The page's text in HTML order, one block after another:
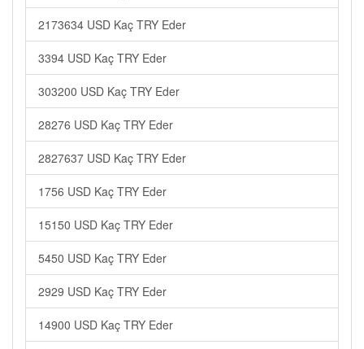
2173634 USD Kaç TRY Eder
3394 USD Kaç TRY Eder
303200 USD Kaç TRY Eder
28276 USD Kaç TRY Eder
2827637 USD Kaç TRY Eder
1756 USD Kaç TRY Eder
15150 USD Kaç TRY Eder
5450 USD Kaç TRY Eder
2929 USD Kaç TRY Eder
14900 USD Kaç TRY Eder